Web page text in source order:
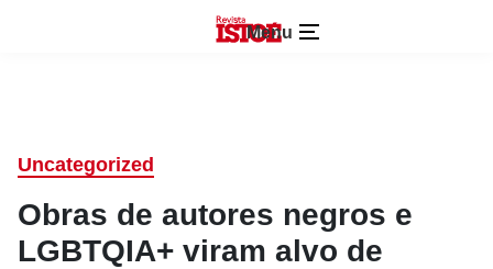
Menu
Uncategorized
Obras de autores negros e
LGBTQIA+ viram alvo de